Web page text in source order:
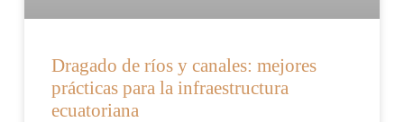
Dragado de ríos y canales: mejores
prácticas para la infraestructura
ecuatoriana